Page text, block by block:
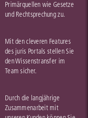
Primärquellen wie Gesetze
und Rechtsprechung zu.
Mit den cleveren Features
des juris Portals stellen Sie
den Wissenstransfer im
Team sicher.
Durch die langjährige
Zusammenarbeit mit